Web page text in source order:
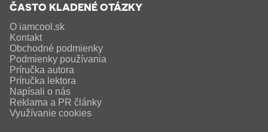
ČASTO KLADENÉ OTÁZKY
O iamcool.sk
Kontakt
Obchodné podmienky
Podmienky používania
Príručka autora
Príručka lektora
Napísali o nás
Reklama a PR články
Využívanie cookies